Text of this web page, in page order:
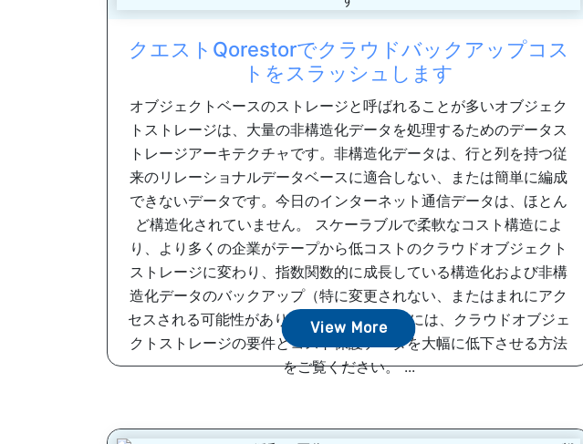
クエストQorestorでクラウドバックアップコス
トをスラッシュします
オブジェクトベースのストレージと呼ばれることが多いオブジェク
トストレージは、大量の非構造化データを処理するためのデータス
トレージアーキテクチャです。非構造化データは、行と列を持つ従
来のリレーショナルデータベースに適合しない、または簡単に編成
できないデータです。今日のインターネット通信データは、ほとん
ど構造化されていません。 スケーラブルで柔軟なコスト構造によ
り、より多くの企業がテープから低コストのクラウドオブジェクト
ストレージに変わり、指数関数的に成長している構造化および非構
造化データのバックアップ（特に変更されない、またはまれにアク
セスされる可能性があります。 続きを読むには、クラウドオブジェ
クトストレージの要件とコスト保護データを大幅に低下させる方法
をご覧ください。 ...
View More